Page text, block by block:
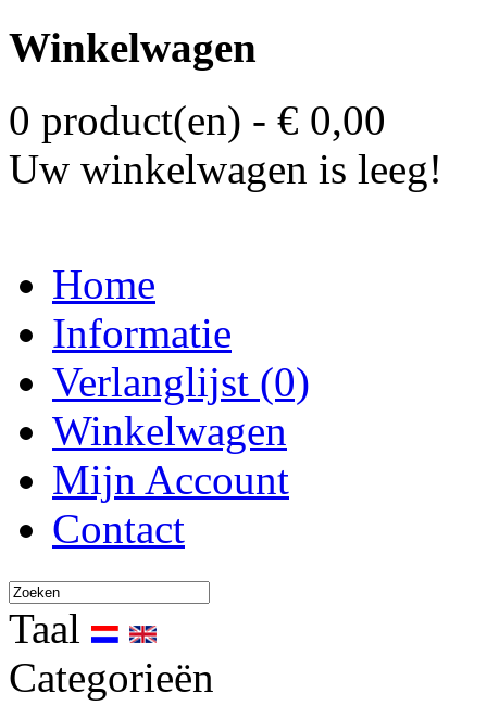
Winkelwagen
0 product(en) - € 0,00
Uw winkelwagen is leeg!
Home
Informatie
Verlanglijst (0)
Winkelwagen
Mijn Account
Contact
Taal
Categorieën